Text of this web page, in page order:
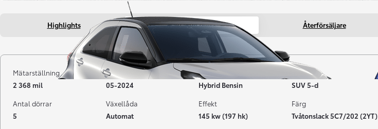
Highlights Fakta om bilen Återförsäljare
Mätarställning
2 368 mil
Registrerad
05-2024
Bränsle
Hybrid Bensin
Typ av bil
SUV 5-d
Antal dörrar
5
Växellåda
Automat
Effekt
145 kw (197 hk)
Färg
Tvåtonslack 5C7/202 (2YT)